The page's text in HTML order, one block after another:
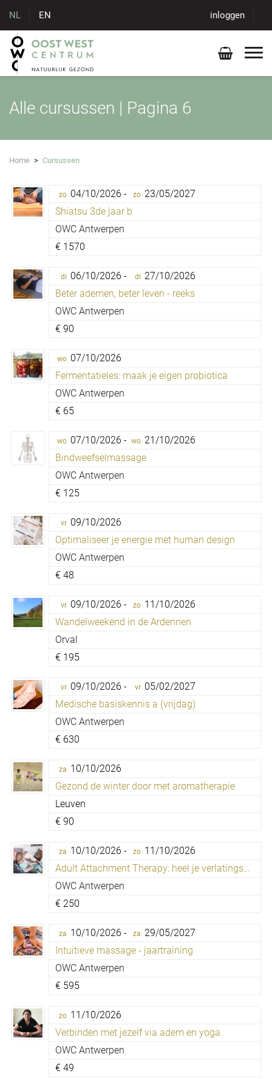
NL EN inloggen
Alle cursussen | Pagina 6
Home > Cursussen
zo 04/10/2026 - zo 23/05/2027
Shiatsu 3de jaar b
OWC Antwerpen
€ 1570
di 06/10/2026 - di 27/10/2026
Beter ademen, beter leven - reeks
OWC Antwerpen
€ 90
wo 07/10/2026
Fermentatieles: maak je eigen probiotica
OWC Antwerpen
€ 65
wo 07/10/2026 - wo 21/10/2026
Bindweefselmassage
OWC Antwerpen
€ 125
vr 09/10/2026
Optimaliseer je energie met human design
OWC Antwerpen
€ 48
vr 09/10/2026 - zo 11/10/2026
Wandelweekend in de Ardennen
Orval
€ 195
vr 09/10/2026 - vr 05/02/2027
Medische basiskennis a (vrijdag)
OWC Antwerpen
€ 630
za 10/10/2026
Gezond de winter door met aromatherapie
Leuven
€ 90
za 10/10/2026 - zo 11/10/2026
Adult Attachment Therapy: heel je verlatingsangst
OWC Antwerpen
€ 250
za 10/10/2026 - za 29/05/2027
Intuitieve massage - jaartraining
OWC Antwerpen
€ 595
zo 11/10/2026
Verbinden met jezelf via adem en yoga
OWC Antwerpen
€ 49